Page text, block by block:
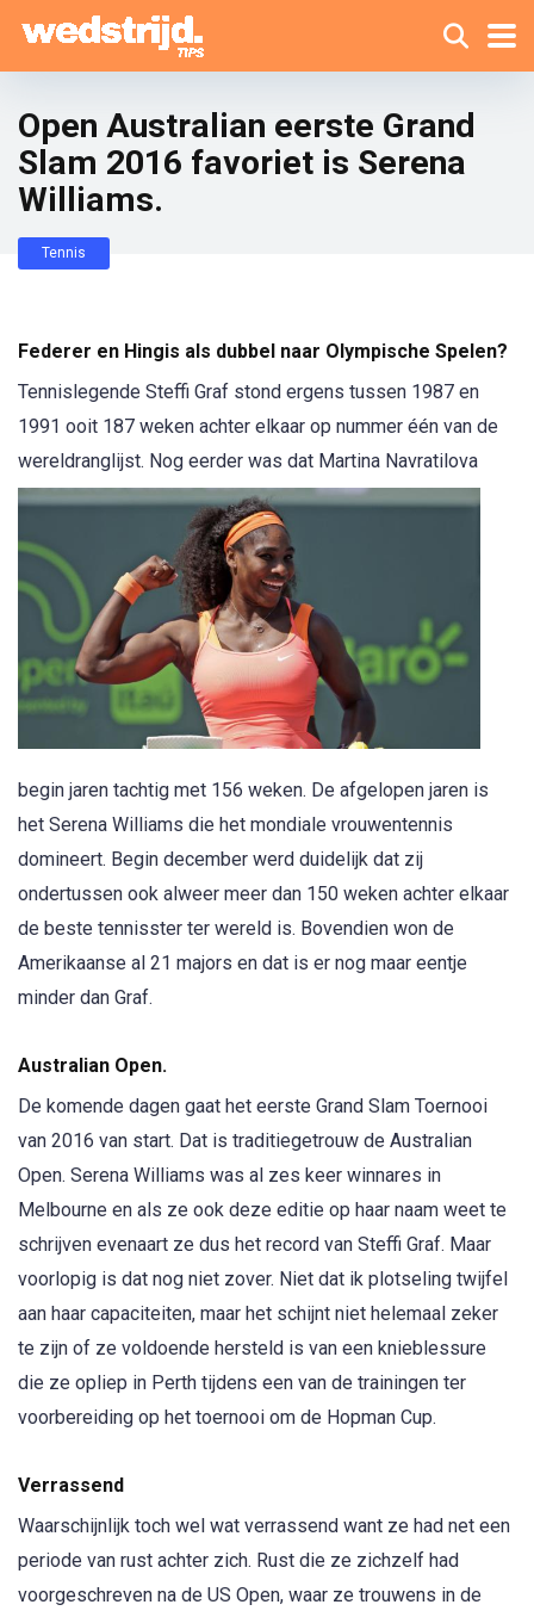
Open Australian eerste Grand
Slam 2016 favoriet is Serena
Williams.
Tennis
Federer en Hingis als dubbel naar Olympische Spelen?
Tennislegende Steffi Graf stond ergens tussen 1987 en
1991 ooit 187 weken achter elkaar op nummer één van de
wereldranglijst. Nog eerder was dat Martina Navratilova
begin jaren tachtig met 156 weken. De afgelopen jaren is
het Serena Williams die het mondiale vrouwentennis
domineert. Begin december werd duidelijk dat zij
ondertussen ook alweer meer dan 150 weken achter elkaar
de beste tennisster ter wereld is. Bovendien won de
Amerikaanse al 21 majors en dat is er nog maar eentje
minder dan Graf.
Australian Open.
De komende dagen gaat het eerste Grand Slam Toernooi
van 2016 van start. Dat is traditiegetrouw de Australian
Open. Serena Williams was al zes keer winnares in
Melbourne en als ze ook deze editie op haar naam weet te
schrijven evenaart ze dus het record van Steffi Graf. Maar
voorlopig is dat nog niet zover. Niet dat ik plotseling twijfel
aan haar capaciteiten, maar het schijnt niet helemaal zeker
te zijn of ze voldoende hersteld is van een knieblessure
die ze opliep in Perth tijdens een van de trainingen ter
voorbereiding op het toernooi om de Hopman Cup.
Verrassend
Waarschijnlijk toch wel wat verrassend want ze had net een
periode van rust achter zich. Rust die ze zichzelf had
voorgeschreven na de US Open, waar ze trouwens in de